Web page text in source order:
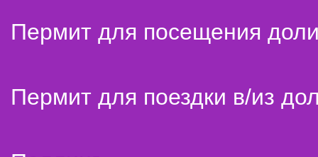
Пермит для посещения
Пермит для поездки в/из